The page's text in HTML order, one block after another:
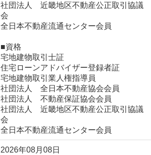
社団法人 近畿地区不動産公正取引協議
会
全日本不動産流通センター会員
■資格
宅地建物取引士証
住宅ローンアドバイザー登録者証
宅地建物取引業人権指導員
社団法人 全日本不動産協会会員
社団法人 不動産保証協会会員
社団法人 近畿地区不動産公正取引協議
会
全日本不動産流通センター会員
2026年08月08日